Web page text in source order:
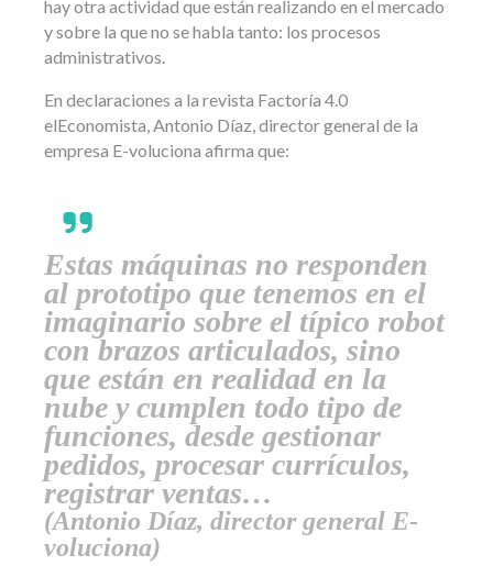
hay otra actividad que están realizando en el mercado
y sobre la que no se habla tanto: los procesos
administrativos.
En declaraciones a la revista Factoría 4.0
elEconomista, Antonio Díaz, director general de la
empresa E-voluciona afirma que:
Estas máquinas no responden
al prototipo que tenemos en el
imaginario sobre el típico robot
con brazos articulados, sino
que están en realidad en la
nube y cumplen todo tipo de
funciones, desde gestionar
pedidos, procesar currículos,
registrar ventas…
(Antonio Díaz, director general E-
voluciona)